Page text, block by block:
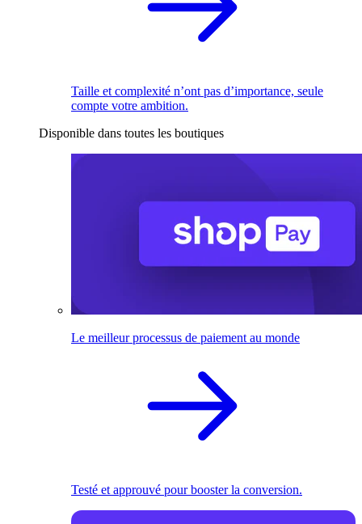
Taille et complexité n’ont pas d’importance, seule
compte votre ambition.
Disponible dans toutes les boutiques
Le meilleur processus de paiement au monde
Testé et approuvé pour booster la conversion.